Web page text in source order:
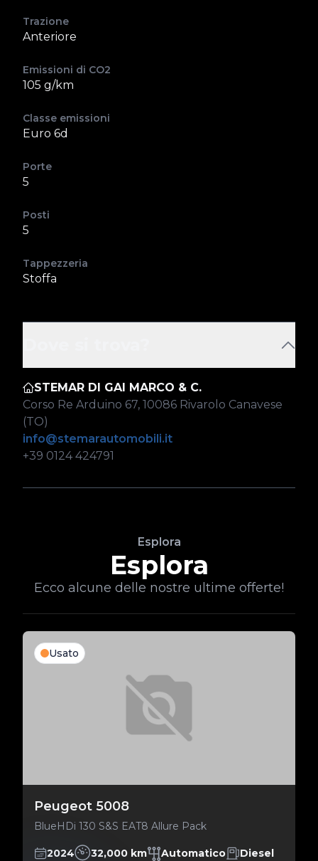
Trazione
Anteriore
Emissioni di CO2
105 g/km
Classe emissioni
Euro 6d
Porte
5
Posti
5
Tappezzeria
Stoffa
STEMAR DI GAI MARCO & C.
Corso Re Arduino 67, 10086 Rivarolo Canavese
(TO)
info@stemarautomobili.it
+39 0124 424791
Esplora
Esplora
Ecco alcune delle nostre ultime offerte!
Usato
Peugeot 5008
BlueHDi 130 S&S EAT8 Allure Pack
2024 32,000 km Automatico Diesel